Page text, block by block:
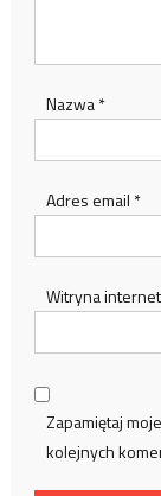
Nazwa*
Adres email *
Witryna
Zapamiętaj
kolejnych